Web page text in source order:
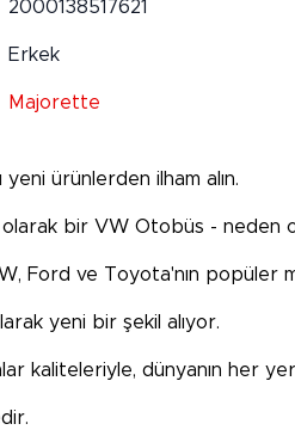
2000138517621
Erkek
Majorette
ürünlerden ilham alın.
bir VW Otobüs - neden
Ford ve Toyota'nın popüler
yeni bir şekil alıyor.
kaliteleriyle, dünyanın her